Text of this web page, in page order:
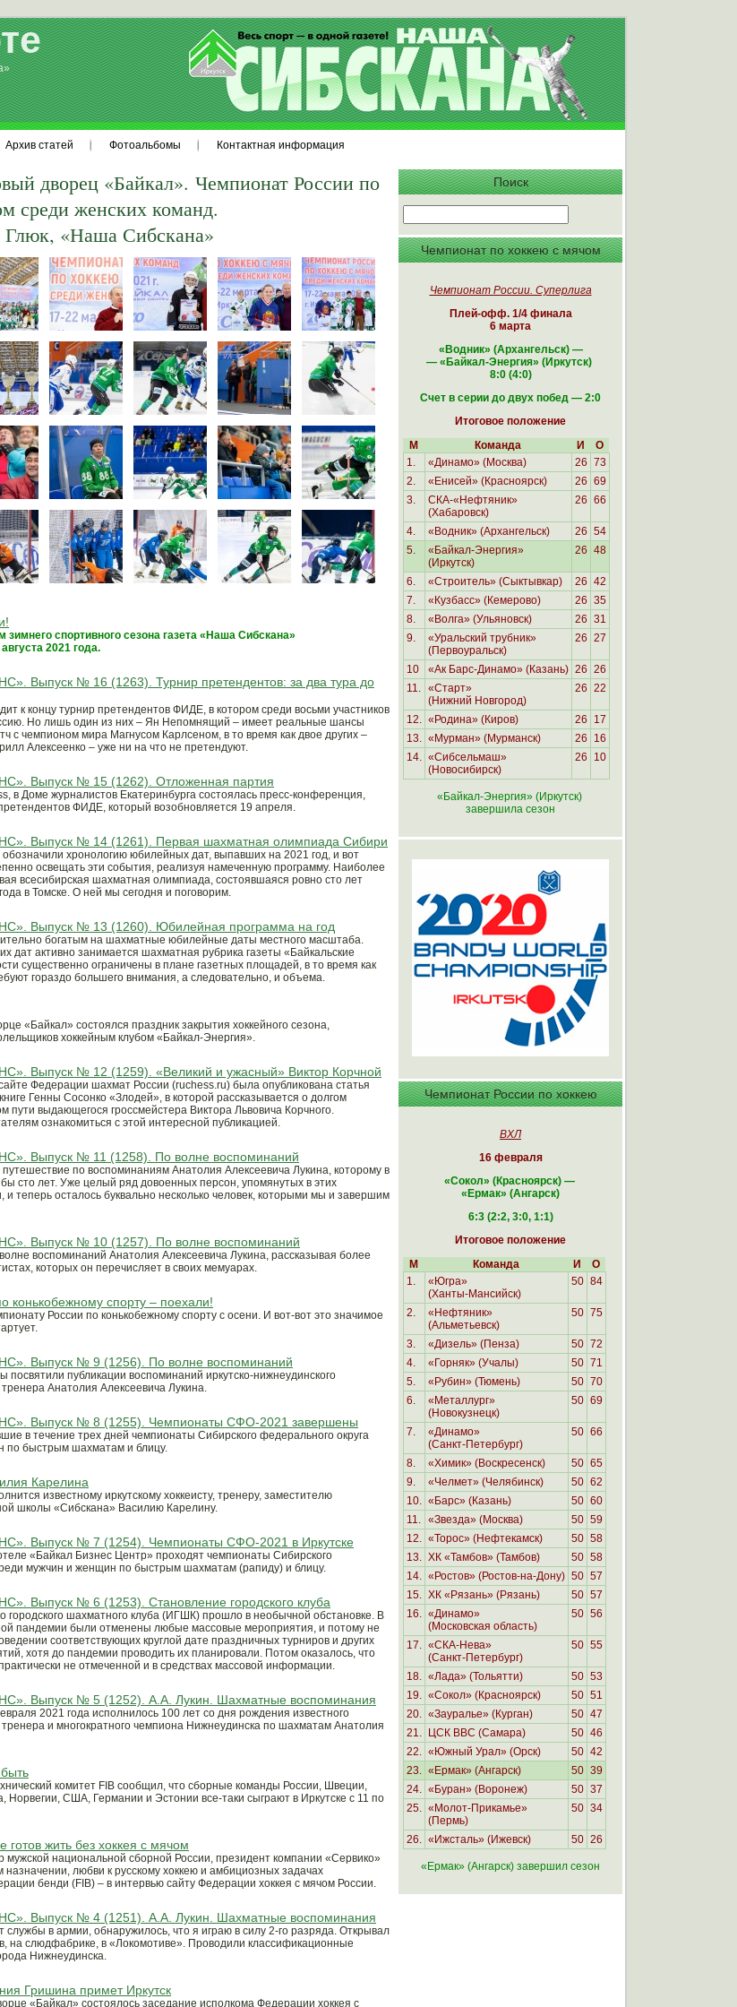
Архив статей Фотоальбомы Контактная информация
дворец «Байкал». Чемпионат России по
среди женских команд.
Глюк, «Наша Сибскана»
зимнего спортивного сезона газета «Наша Сибскана»
2021 года.
Выпуск № 16 (1263). Турнир претендентов: за два тура до
к концу турнир претендентов ФИДЕ, в котором среди восьми участников
Но лишь один из них – Ян Непомнящий – имеет реальные шансы
с чемпионом мира Магнусом Карлсеном, в то время как двое других –
Алексеенко – уже ни на что не претендуют.
Выпуск № 15 (1262). Отложенная партия
в Доме журналистов Екатеринбурга состоялась пресс-конференция,
ФИДЕ, который возобновляется 19 апреля.
Выпуск № 14 (1261). Первая шахматная олимпиада Сибири
хронологию юбилейных дат, выпавших на 2021 год, и вот
освещать эти события, реализуя намеченную программу. Наиболее
всесибирская шахматная олимпиада, состоявшаяся ровно сто лет
в Томске. О ней мы сегодня и поговорим.
Выпуск № 13 (1260). Юбилейная программа на год
богатым на шахматные юбилейные даты местного масштаба.
дат активно занимается шахматная рубрика газеты «Байкальские
существенно ограничены в плане газетных площадей, в то время как
гораздо большего внимания, а следовательно, и объема.
«Байкал» состоялся праздник закрытия хоккейного сезона,
хоккейным клубом «Байкал-Энергия».
Выпуск № 12 (1259). «Великий и ужасный» Виктор Корчной
Федерации шахмат России (ruchess.ru) была опубликована статья
Генны Сосонко «Злодей», в которой рассказывается о долгом
пути выдающегося гроссмейстера Виктора Львовича Корчного.
ознакомиться с этой интересной публикацией.
Выпуск № 11 (1258). По волне воспоминаний
по воспоминаниям Анатолия Алексеевича Лукина, которому в
сто лет. Уже целый ряд довоенных персон, упомянутых в этих
теперь осталось буквально несколько человек, которыми мы и завершим
Выпуск № 10 (1257). По волне воспоминаний
воспоминаний Анатолия Алексеевича Лукина, рассказывая более
которых он перечисляет в своих мемуарах.
конькобежному спорту – поехали!
России по конькобежному спорту с осени. И вот-вот это значимое
Выпуск № 9 (1256). По волне воспоминаний
посвятили публикации воспоминаний иркутско-нижнеудинского
Анатолия Алексеевича Лукина.
Выпуск № 8 (1255). Чемпионаты СФО-2021 завершены
в течение трех дней чемпионаты Сибирского федерального округа
по быстрым шахматам и блицу.
Карелина
известному иркутскому хоккеисту, тренеру, заместителю
школы «Сибскана» Василию Карелину.
Выпуск № 7 (1254). Чемпионаты СФО-2021 в Иркутске
«Байкал Бизнес Центр» проходят чемпионаты Сибирского
мужчин и женщин по быстрым шахматам (рапиду) и блицу.
Выпуск № 6 (1253). Становление городского клуба
городского шахматного клуба (ИГШК) прошло в необычной обстановке. В
пандемии были отменены любые массовые мероприятия, и потому не
соответствующих круглой дате праздничных турниров и других
хотя до пандемии проводить их планировали. Потом оказалось, что
не отмеченной и в средствах массовой информации.
Выпуск № 5 (1252). А.А. Лукин. Шахматные воспоминания
2021 года исполнилось 100 лет со дня рождения известного
тренера и многократного чемпиона Нижнеудинска по шахматам Анатолия
комитет FIB сообщил, что сборные команды России, Швеции,
Норвегии, США, Германии и Эстонии все-таки сыграют в Иркутске с 11 по
готов жить без хоккея с мячом
мужской национальной сборной России, президент компании «Сервико»
назначении, любви к русскому хоккею и амбициозных задачах
бенди (FIB) – в интервью сайту Федерации хоккея с мячом России.
Выпуск № 4 (1251). А.А. Лукин. Шахматные воспоминания
службы в армии, обнаружилось, что я играю в силу 2-го разряда. Открывал
на слюдфабрике, в «Локомотиве». Проводили классификационные
Нижнеудинска.
Гришина примет Иркутск
«Байкал» состоялось заседание исполкома Федерации хоккея с
Поиск
Чемпионат по хоккею с мячом
Чемпионат России. Суперлига
Плей-офф. 1/4 финала
6 марта
«Водник» (Архангельск) —
— «Байкал-Энергия» (Иркутск)
8:0 (4:0)
Счет в серии до двух побед — 2:0
Итоговое положение
М
Команда И
О
1.
«Динамо» (Москва) 26 73
2.
«Енисей» (Красноярск) 26 69
3.
СКА-«Нефтяник»
(Хабаровск)
26 66
4. «Водник» (Архангельск) 26 54
5.
«Байкал-Энергия»
(Иркутск)
26 48
6. «Строитель» (Сыктывкар) 26 42
7.
«Кузбасс» (Кемерово) 26 35
8.
«Волга» (Ульяновск) 26 31
9.
«Уральский трубник»
(Первоуральск)
26 27
10 «Ак Барс-Динамо» (Казань) 26 26
11. «Старт»
(Нижний Новгород)
26 22
12. «Родина» (Киров) 26
17
13. «Мурман» (Мурманск) 26
16
14. «Сибсельмаш»
(Новосибирск)
26 10
« Байкал-Энергия» (Иркутск)
завершила сезон
Чемпионат России по хоккею
ВХЛ
16 февраля
«Сокол» (Красноярск) —
«Ермак» (Ангарск)
6:3 (2:2, 3:0, 1:1)
Итоговое положение
М
Команда И
О
1.
«Югра»
(Ханты-Мансийск)
50 84
2. « Нефтяник»
(Альметьевск)
50 75
3. «Дизель» (Пенза) 50 72
4.
«Горняк» (Учалы) 50 71
5.
«Рубин» (Тюмень) 50 70
6.
«Металлург»
(Новокузнецк)
50 69
7.
«Динамо»
(Санкт-Петербург)
50 66
8. «Химик» (Воскресенск) 50 65
9.
«Челмет» (Челябинск) 50 62
10. «Барс» (Казань) 50 60
11. «Звезда» (Москва) 50 59
12. «Торос» (Нефтекамск) 50 58
13. ХК «Тамбов» (Тамбов) 50 58
14. «Ростов» (Ростов-на-Дону) 50 57
15. ХК «Рязань» (Рязань) 50 57
16. «Динамо»
(Московская область)
50 56
17. «СКА-Нева»
(Санкт-Петербург)
50 55
18. «Лада» (Тольятти) 50 53
19. «Сокол» (Красноярск) 50 51
20. «Зауралье» (Курган) 50 47
21.
ЦСК ВВС (Самара) 50 46
22. «Южный Урал» (Орск) 50 42
23. «Ермак» (Ангарск) 50 39
24. «Буран» (Воронеж) 50 37
25. « Молот-Прикамье»
(Пермь)
50 34
26. « Ижсталь» (Ижевск) 50 26
«Ермак» (Ангарск) завершил сезон